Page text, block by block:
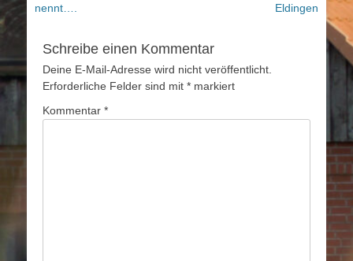
Beitrag:
nennt….
Eldingen
Schreibe einen Kommentar
Deine E-Mail-Adresse wird nicht veröffentlicht.
Erforderliche Felder sind mit * markiert
Kommentar *